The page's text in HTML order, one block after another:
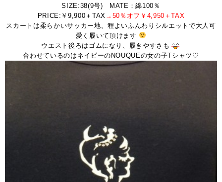
SIZE:38(9号) MATE：綿100％
PRICE:￥9,900＋TAX →50％オフ￥4,950＋TAX
スカートは柔らかいサッカー地。程よいふんわりシルエットで大人可
愛く履いて頂けます
ウエスト後ろはゴムになり、履きやすさも
合わせているのはネイビーのNOUQUEの女の子Tシャツ♡